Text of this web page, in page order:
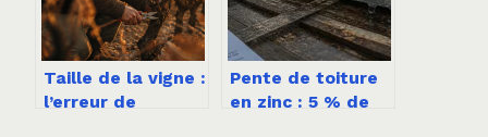
Taille de la vigne :
l’erreur de
Pente de toiture
en zinc : 5 % de